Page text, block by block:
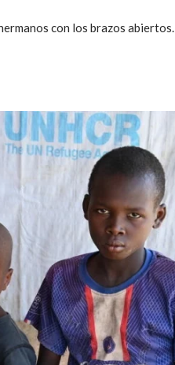
con los brazos abiertos.